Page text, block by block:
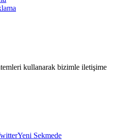
kullanarak bizimle iletişime
Yeni Sekmede